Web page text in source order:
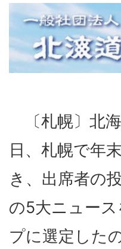
〔札幌〕北
日、札幌で年
き、出席者の
の5大ニュー
プに選定した